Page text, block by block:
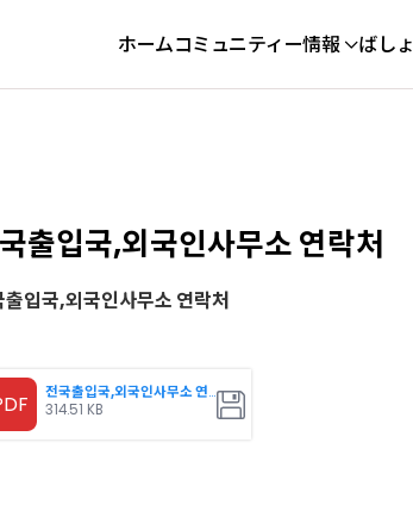
ホームコミュニティー情報 ばしょ
출입국,외국인사무소 연락처
출입국,외국인사무소 연락처
전국출입국,외국인사무소 연락
314.51 KB